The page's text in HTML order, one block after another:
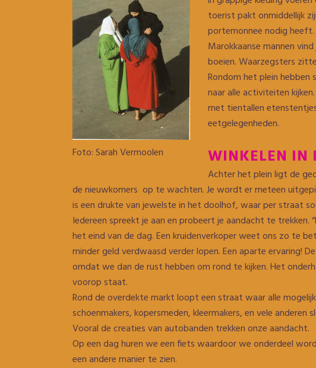
Foto: Sarah Vermoolen
toerist pakt onmiddellijk
portemonnee nodig
Marokkaanse mannen
boeien. Waarzegsters
Rondom het plein
naar alle activiteiten
met tientallen
eetgelegenheden.
WINKELEN IN
Achter het plein ligt de
de nieuwkomers op te wachten. Je wordt er meteen
is een drukte van jewelste in het doolhof, waar per straat
Iedereen spreekt je aan en probeert je aandacht te trekken.
het eind van de dag. Een kruidenverkoper weet ons zo te
minder geld verdwaasd verder lopen. Een aparte ervaring!
omdat we dan de rust hebben om rond te kijken. Het
voorop staat.
Rond de overdekte markt loopt een straat waar alle
schoenmakers, kopersmeden, kleermakers, en vele
Vooral de creaties van autobanden trekken onze aandacht.
Op een dag huren we een fiets waardoor we onderdeel
een andere manier te zien.